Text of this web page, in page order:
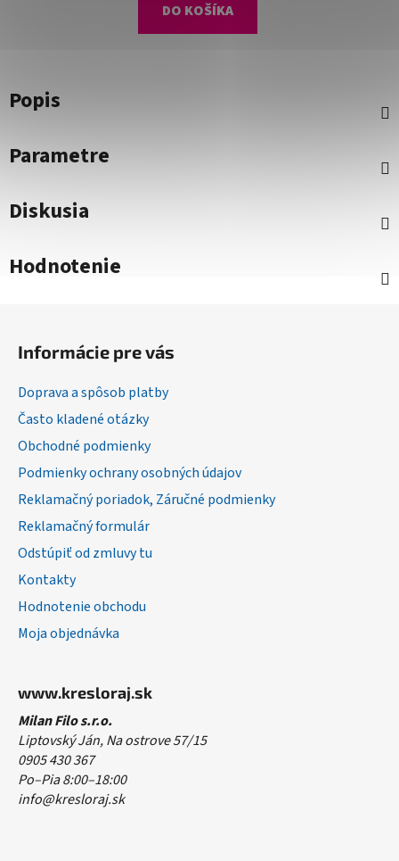
DO KOŠÍKA
Popis
Parametre
Diskusia
Hodnotenie
Informácie pre vás
Doprava a spôsob platby
Často kladené otázky
Obchodné podmienky
Podmienky ochrany osobných údajov
Reklamačný poriadok, Záručné podmienky
Reklamačný formulár
Odstúpiť od zmluvy tu
Kontakty
Hodnotenie obchodu
Moja objednávka
www.kresloraj.sk
Milan Filo s.r.o.
Liptovský Ján, Na ostrove 57/15
0905 430 367
Po–Pia 8:00–18:00
info@kresloraj.sk